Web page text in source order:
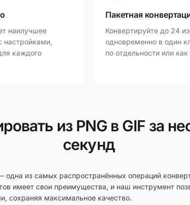
наилучшее
настройками,
каждого
Пакетная
Конвертируйте до 24
одновременно в один
по отдельности или
из PNG в GIF за
секунд
одна из самых распространённых операций
имеет свои преимущества, и наш инструмент
сохраняя максимальное качество.